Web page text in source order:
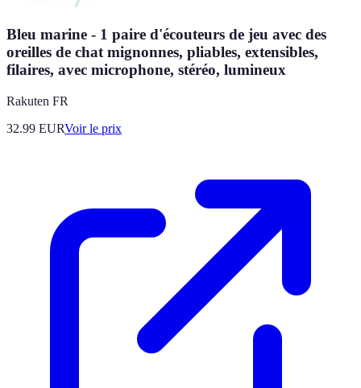
Bleu marine - 1 paire d'écouteurs de jeu avec des
oreilles de chat mignonnes, pliables, extensibles,
filaires, avec microphone, stéréo, lumineux
Rakuten FR
32.99 EURVoir le prix